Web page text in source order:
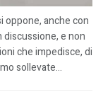
oppone, anche con
e non
che impedisce, di
sollevate...